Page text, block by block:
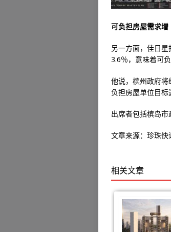
可负担房屋需求增
另一方面，佳日
3.6％，意味着可
他说，槟州政府
负担房屋单位目标
出席者包括槟岛市
文章来源：珍珠快
相关文章